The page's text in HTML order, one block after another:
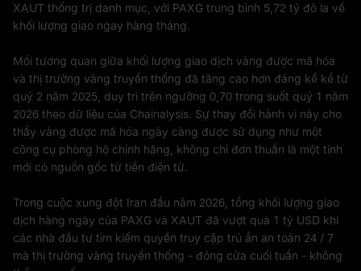
XAUT thống trị danh mục, với PAXG trung bình 5,72 tỷ đô la về
khối lượng giao ngay hàng tháng.
Mối tương quan giữa khối lượng giao dịch vàng được mã hóa
và thị trường vàng truyền thống đã tăng cao hơn đáng kể kể từ
quý 2 năm 2025, duy trì trên ngưỡng 0,70 trong suốt quý 1 năm
2026 theo dữ liệu của Chainalysis. Sự thay đổi hành vi này cho
thấy vàng được mã hóa ngày càng được sử dụng như một
công cụ phòng hộ chính hãng, không chỉ đơn thuần là một tính
mới có nguồn gốc từ tiền điện tử.
Trong cuộc xung đột Iran đầu năm 2026, tổng khối lượng giao
dịch hàng ngày của PAXG và XAUT đã vượt quá 1 tỷ USD khi
các nhà đầu tư tìm kiếm quyền truy cập trú ẩn an toàn 24 / 7
mà thị trường vàng truyền thống - đóng cửa cuối tuần - không